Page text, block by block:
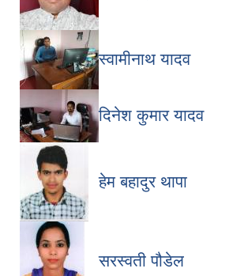
स्वामीनाथ यादव
दिनेश कुमार यादव
हेम बहादुर थापा
सरस्वती पौडेल